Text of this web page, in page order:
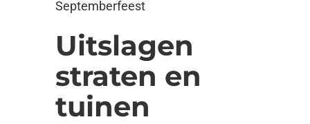
Septemberfeest
Uitslagen
straten en
tuinen